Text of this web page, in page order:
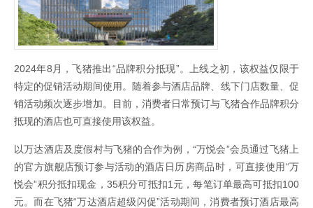
2024年8月，飞猪推出“品牌积分抵现”。上线之初，该权益仅限于
特定的促销活动期间使用。随着参与酒店品牌、线下门店数量、促
销活动频次逐步增加。目前，消费者日常预订与飞猪合作品牌积分
抵现的酒店也可直接使用该权益。
以万达酒店及度假村与飞猪的合作为例，“万悦会”会员通过飞猪上
的官方旗舰店预订参与活动的酒店日历房商品时，可直接使用“万
悦会”积分抵扣现金，35积分可抵扣1元，每笔订单最高可抵扣100
元。而在飞猪“万达酒店超级闪促”活动期间，消费者预订酒店最高